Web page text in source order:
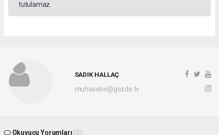
tutulamaz.
SADIK HALLAÇ
muhasebe@gozde.tv
Okuyucu Yorumları (0)